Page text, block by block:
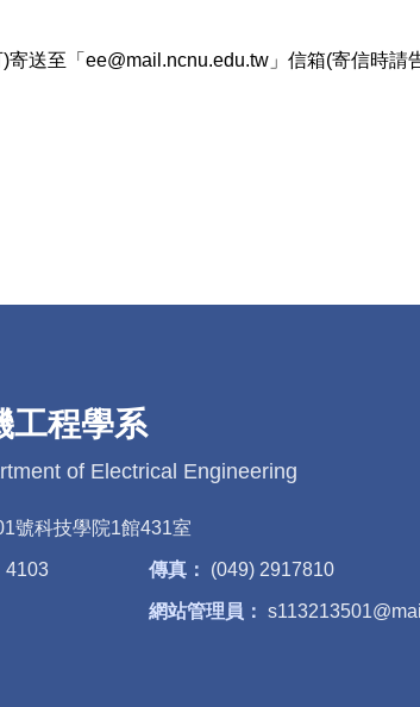
送至「ee@mail.ncnu.edu.tw」信箱(寄信時請
工程學系
of Electrical Engineering
號科技學院1館431室
4103 傳真： (049) 2917810
網站管理員：